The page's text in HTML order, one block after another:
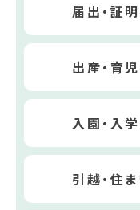
届出・証明
出産・育児
入園・入学
引越・住